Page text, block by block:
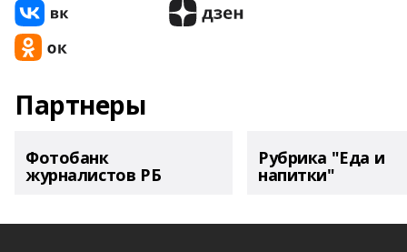
Партнеры
Фотобанк
журналистов РБ
Рубрика "Еда и
напитки"